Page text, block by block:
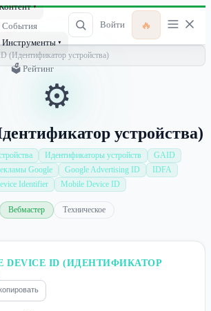
▾
События
▾
🗳 Рейтинг
Войти 🔥
(Идентификатор устройства)
⚙️
устройства)
Идентификаторы устройств
GAID
Google
Google Advertising ID
IDFA
Identifier
Mobile Device ID
Вебмастер Техническое
DEVICE ID (ИДЕНТИФИКАТОР